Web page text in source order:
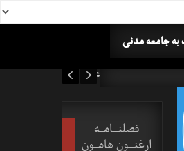
به جامعه مدنی
فصلنــــامـــه
ارغنــــون هامـــون